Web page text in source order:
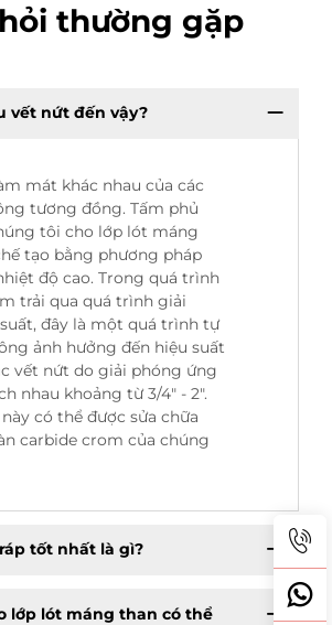
thường gặp
vết nứt đến vậy?
mát khác nhau của các
tương đồng. Tấm phủ
tôi cho lớp lót máng
tạo bằng phương pháp
độ cao. Trong quá trình
trải qua quá trình giải
đây là một quá trình tự
ảnh hưởng đến hiệu suất
vết nứt do giải phóng ứng
nhau khoảng từ 3/4" - 2".
có thể được sửa chữa
carbide crom của chúng
tốt nhất là gì?
lớp lót máng than có thể